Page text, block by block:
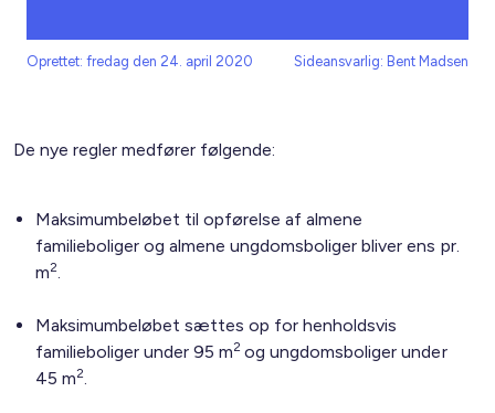
Oprettet: fredag den 24. april 2020 Sideansvarlig: Bent Madsen
De nye regler medfører følgende:
Maksimumbeløbet til opførelse af almene
familieboliger og almene ungdomsboliger bliver ens pr.
m2.
Maksimumbeløbet sættes op for henholdsvis
familieboliger under 95 m2 og ungdomsboliger under
45 m2.